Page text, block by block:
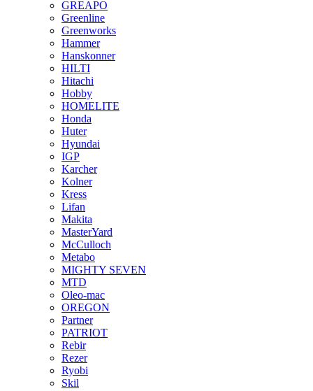
GREAPO
Greenline
Greenworks
Hammer
Hanskonner
HILTI
Hitachi
Hobby
HOMELITE
Honda
Huter
Hyundai
IGP
Karcher
Kolner
Kress
Lifan
Makita
MasterYard
McCulloch
Metabo
MIGHTY SEVEN
MTD
Oleo-mac
OREGON
Partner
PATRIOT
Rebir
Rezer
Ryobi
Skil